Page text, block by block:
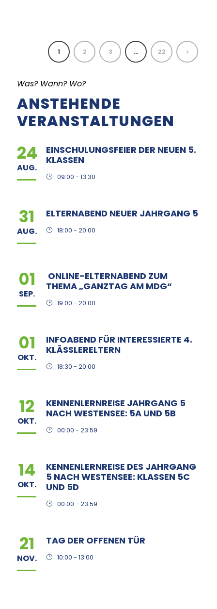
1 2 3 … 22
Was? Wann? Wo?
ANSTEHENDE
VERANSTALTUNGEN
24
AUG.
EINSCHULUNGSFEIER DER NEUEN 5.
KLASSEN
09:00 - 13:30
31
AUG.
ELTERNABEND NEUER JAHRGANG 5
18:00 - 20:00
01
SEP.
ONLINE-ELTERNABEND ZUM
THEMA „GANZTAG AM MDG“
19:00 - 20:00
01
OKT.
INFOABEND FÜR INTERESSIERTE 4.
KLÄSSLERELTERN
18:30 - 20:00
12
OKT.
KENNENLERNREISE JAHRGANG 5
NACH WESTENSEE: 5A UND 5B
00:00 - 23:59
14
OKT.
KENNENLERNREISE DES JAHRGANG
5 NACH WESTENSEE: KLASSEN 5C
UND 5D
00:00 - 23:59
21
NOV.
TAG DER OFFENEN TÜR
10:00 - 13:00